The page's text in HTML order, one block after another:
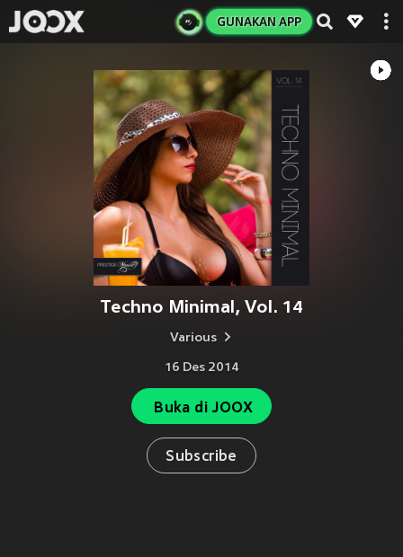
GUNAKAN APP
Techno Minimal, Vol. 14
Various
16 Des 2014
Buka di JOOX
Subscribe